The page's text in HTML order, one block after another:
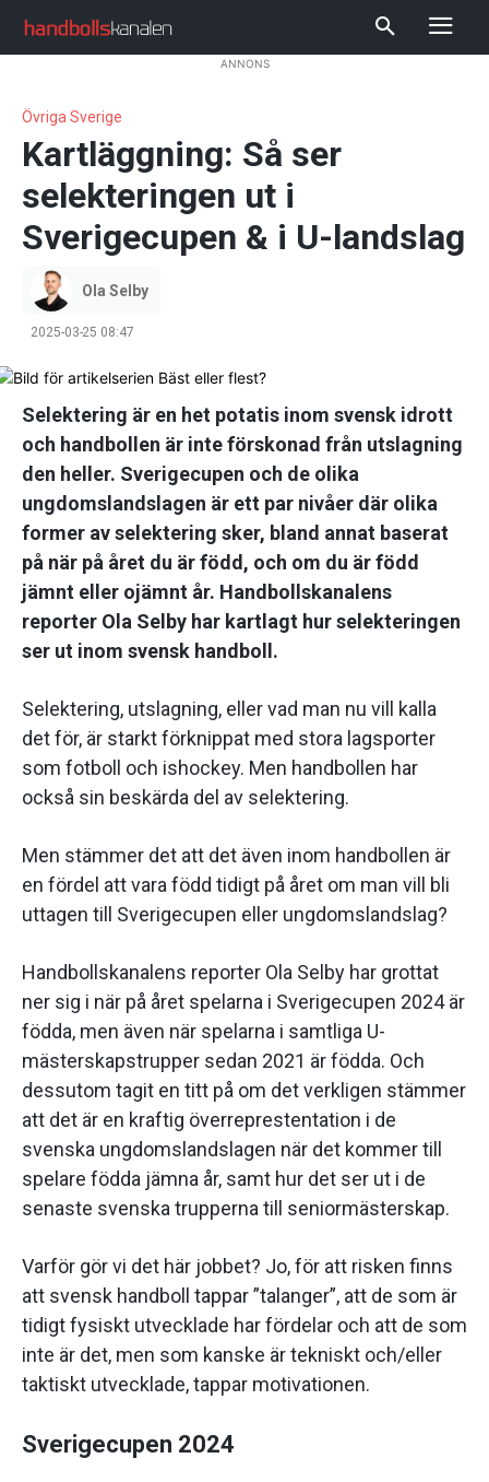
ANNONS
Övriga Sverige
Kartläggning: Så ser
selekteringen ut i
Sverigecupen & i U-landslag
Ola Selby
2025-03-25 08:47
Selektering är en het potatis inom svensk idrott
och handbollen är inte förskonad från utslagning
den heller. Sverigecupen och de olika
ungdomslandslagen är ett par nivåer där olika
former av selektering sker, bland annat baserat
på när på året du är född, och om du är född
jämnt eller ojämnt år. Handbollskanalens
reporter Ola Selby har kartlagt hur selekteringen
ser ut inom svensk handboll.
Selektering, utslagning, eller vad man nu vill kalla
det för, är starkt förknippat med stora lagsporter
som fotboll och ishockey. Men handbollen har
också sin beskärda del av selektering.
Men stämmer det att det även inom handbollen är
en fördel att vara född tidigt på året om man vill bli
uttagen till Sverigecupen eller ungdomslandslag?
Handbollskanalens reporter Ola Selby har grottat
ner sig i när på året spelarna i Sverigecupen 2024 är
födda, men även när spelarna i samtliga U-
mästerskapstrupper sedan 2021 är födda. Och
dessutom tagit en titt på om det verkligen stämmer
att det är en kraftig överreprestentation i de
svenska ungdomslandslagen när det kommer till
spelare födda jämna år, samt hur det ser ut i de
senaste svenska trupperna till seniormästerskap.
Varför gör vi det här jobbet? Jo, för att risken finns
att svensk handboll tappar ”talanger”, att de som är
tidigt fysiskt utvecklade har fördelar och att de som
inte är det, men som kanske är tekniskt och/eller
taktiskt utvecklade, tappar motivationen.
Sverigecupen 2024